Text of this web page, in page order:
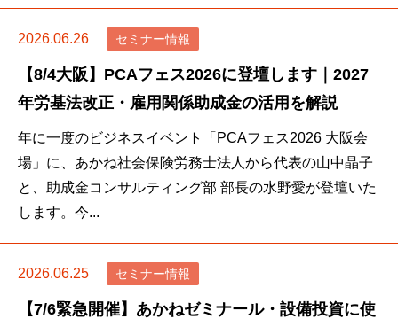
2026.06.26 セミナー情報
【8/4大阪】PCAフェス2026に登壇します｜2027
年労基法改正・雇用関係助成金の活用を解説
年に一度のビジネスイベント「PCAフェス2026 大阪会
場」に、あかね社会保険労務士法人から代表の山中晶子
と、助成金コンサルティング部 部長の水野愛が登壇いた
します。今...
2026.06.25 セミナー情報
【7/6緊急開催】あかねゼミナール・設備投資に使